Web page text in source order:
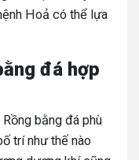
Hoả có thể lựa
đá hợp
bằng đá phù
trí như thế nào